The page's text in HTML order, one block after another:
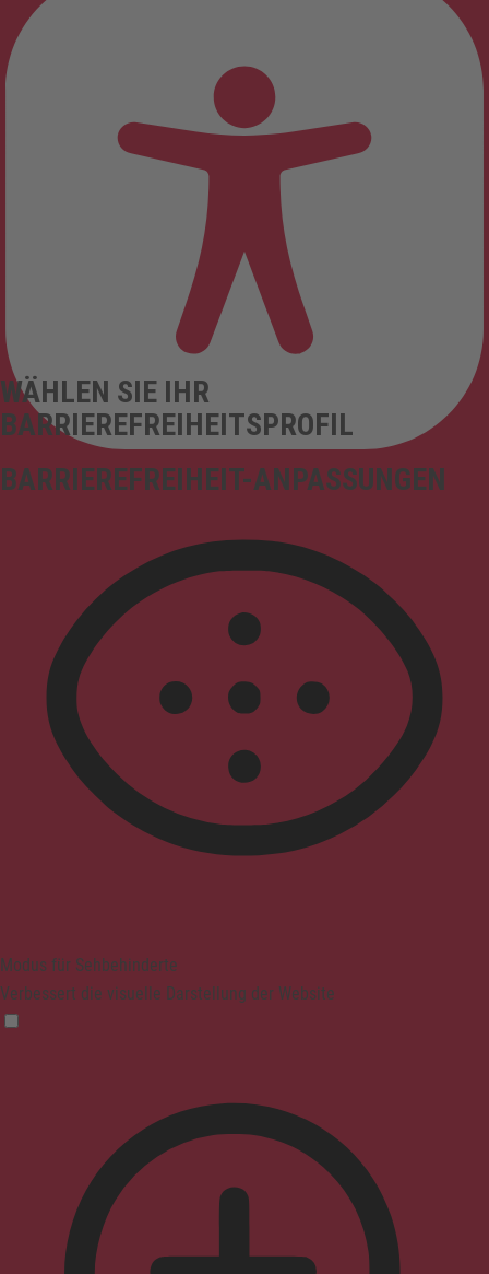
BARRIEREFREIHEIT-ANPASSUNGEN
WÄHLEN SIE IHR
BARRIEREFREIHEITSPROFIL
Modus für Sehbehinderte
Verbessert die visuelle Darstellung der Website